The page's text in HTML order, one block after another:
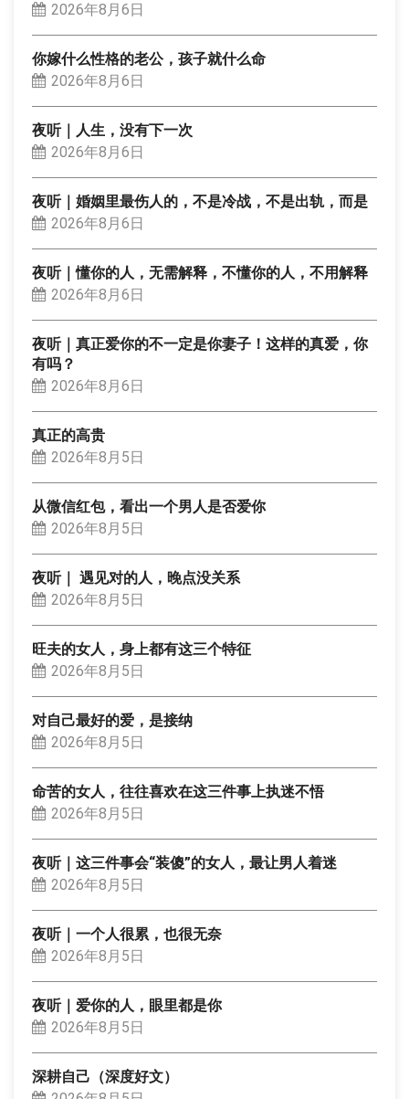
2026年8月6日
你嫁什么性格的老公，孩子就什么命
2026年8月6日
夜听｜人生，没有下一次
2026年8月6日
夜听｜婚姻里最伤人的，不是冷战，不是出轨，而是
2026年8月6日
夜听｜懂你的人，无需解释，不懂你的人，不用解释
2026年8月6日
夜听｜真正爱你的不一定是你妻子！这样的真爱，你
有吗？
2026年8月6日
真正的高贵
2026年8月5日
从微信红包，看出一个男人是否爱你
2026年8月5日
夜听｜ 遇见对的人，晚点没关系
2026年8月5日
旺夫的女人，身上都有这三个特征
2026年8月5日
对自己最好的爱，是接纳
2026年8月5日
命苦的女人，往往喜欢在这三件事上执迷不悟
2026年8月5日
夜听｜这三件事会“装傻”的女人，最让男人着迷
2026年8月5日
夜听｜一个人很累，也很无奈
2026年8月5日
夜听｜爱你的人，眼里都是你
2026年8月5日
深耕自己（深度好文）